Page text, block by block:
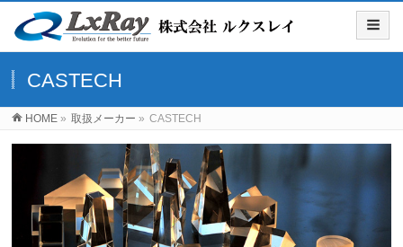
CASTECH
HOME » 取扱メーカー » CASTECH